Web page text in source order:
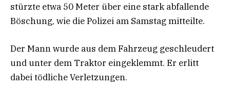
stürzte etwa 50 Meter über eine stark abfallende
Böschung, wie die Polizei am Samstag mitteilte.
Der Mann wurde aus dem Fahrzeug geschleudert
und unter dem Traktor eingeklemmt. Er erlitt
dabei tödliche Verletzungen.